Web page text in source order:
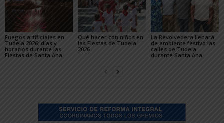
Fuegos artificiales en
Tudela 2026: días y
horarios durante las
Fiestas de Santa Ana
Qué hacer con niños en
las Fiestas de Tudela
2026
La Revolvedera llenará
de ambiente festivo las
calles de Tudela
durante Santa Ana